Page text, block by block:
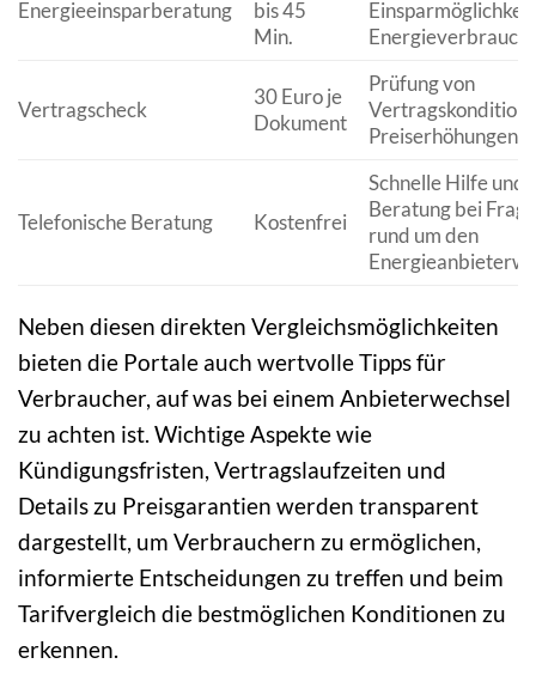
Energieeinsparberatung
bis 45
Min.
Energieverbrauch.
Vertragscheck
30 Euro je
Dokument
Prüfung von
Preiserhöhungen.
Telefonische Beratung Kostenfrei
Schnelle Hilfe und
Beratung bei
rund um den
Neben diesen direkten Vergleichsmöglichkeiten
bieten die Portale auch wertvolle Tipps für
Verbraucher, auf was bei einem Anbieterwechsel
zu achten ist. Wichtige Aspekte wie
Kündigungsfristen, Vertragslaufzeiten und
Details zu Preisgarantien werden transparent
dargestellt, um Verbrauchern zu ermöglichen,
informierte Entscheidungen zu treffen und beim
Tarifvergleich die bestmöglichen Konditionen zu
erkennen.